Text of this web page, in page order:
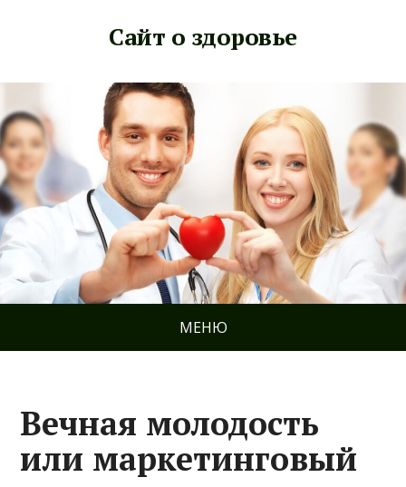
Сайт о здоровье
МЕНЮ
Вечная молодость
или маркетинговый